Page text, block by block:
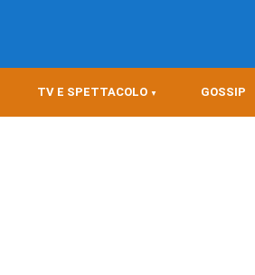
TV E SPETTACOLO GOSSIP